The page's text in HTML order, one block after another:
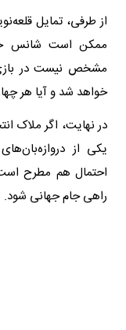
از طرفی، تمایل
ممکن است شانس
مشخص نیست در بازی
خواهد شد و آیا هر
در نهایت، اگر ملاک
یکی از
راهی جام جهانی شود.